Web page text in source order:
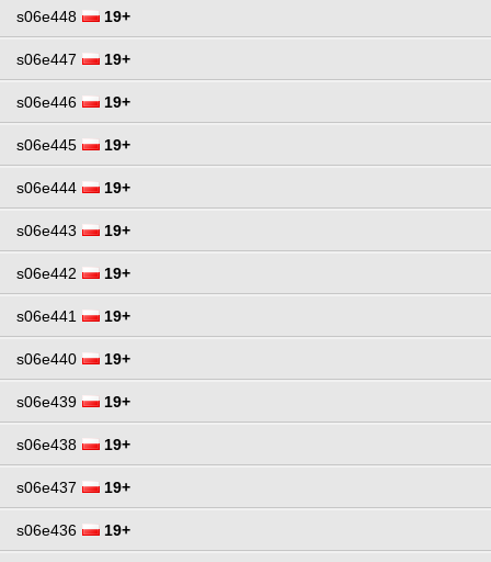
s06e448 19+
s06e447 19+
s06e446 19+
s06e445 19+
s06e444 19+
s06e443 19+
s06e442 19+
s06e441 19+
s06e440 19+
s06e439 19+
s06e438 19+
s06e437 19+
s06e436 19+